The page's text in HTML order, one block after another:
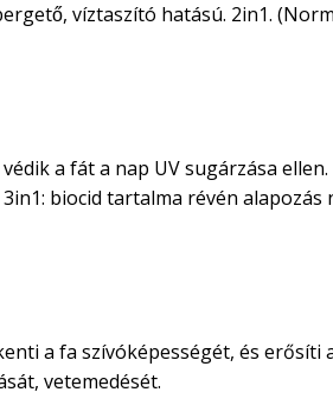
víztaszító hatású. 2in1.
a fát a nap UV sugárzása
biocid tartalma révén alapozás
a fa szívóképességét, és erősíti
vetemedését.